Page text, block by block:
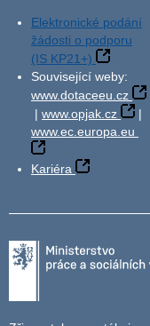
Elektronické podání
žádosti o podporu
(IS KP21+)
Související weby:
www.dotaceeu.cz
| www.opjak.cz
|
www.ec.europa.eu
Kariéra